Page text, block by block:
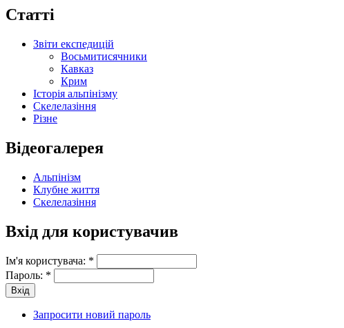
Статті
Звіти експедицій
Восьмитисячники
Кавказ
Крим
Історія альпінізму
Скелелазіння
Різне
Відеогалерея
Альпінізм
Клубне життя
Скелелазіння
Вхід для користувачив
Ім'я користувача: *
Пароль: *
Запросити новий пароль